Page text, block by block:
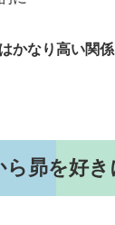
かなり高い関係
昴を好き